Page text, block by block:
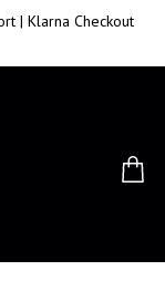
| Klarna Checkout